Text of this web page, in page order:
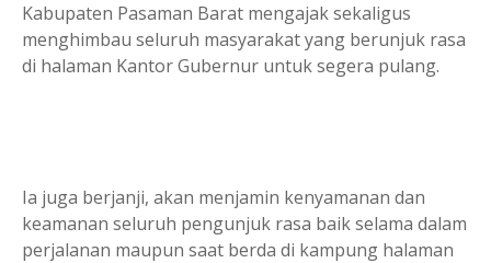
Kabupaten Pasaman Barat mengajak sekaligus
menghimbau seluruh masyarakat yang berunjuk rasa
di halaman Kantor Gubernur untuk segera pulang.
Ia juga berjanji, akan menjamin kenyamanan dan
keamanan seluruh pengunjuk rasa baik selama dalam
perjalanan maupun saat berda di kampung halaman